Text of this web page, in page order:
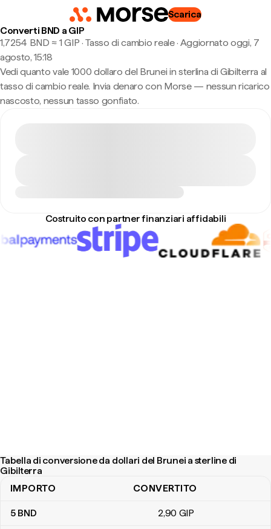
Scarica
Converti BND a GIP
1,7254 BND ≈ 1 GIP · Tasso di cambio reale· Aggiornato oggi, 7
agosto, 15:18
Vedi quanto vale 1000 dollaro del Brunei in sterlina di Gibilterra al
tasso di cambio reale. Invia denaro con Morse — nessun ricarico
nascosto, nessun tasso gonfiato.
Costruito con partner finanziari affidabili
Tabella di conversione da dollari del Brunei a sterline di
Gibilterra
Tabella di conversione da dollari del Brunei a sterline di Gibilterra
IMPORTO CONVERTITO
5 BND 2,90 GIP